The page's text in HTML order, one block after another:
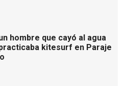
hombre que cayó al agua
kitesurf en Paraje